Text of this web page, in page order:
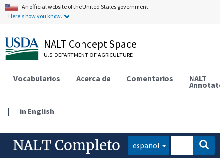
An official website of the United States government.
Here's how you know.
NALT Concept Space
U.S. DEPARTMENT OF AGRICULTURE
Vocabularios Acerca de Comentarios NALT
| in English
NALT Completo español